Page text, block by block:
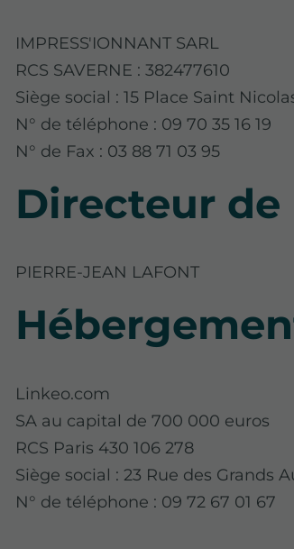
IMPRESS'IONNANT SARL
RCS SAVERNE : 382477610
Siège social : 15 Place Saint
N° de téléphone : 09 70 35 16 19
N° de Fax : 03 88 71 03 95
Directeur
PIERRE-JEAN LAFONT
Linkeo.com
SA au capital de 700 000 euros
RCS Paris 430 106 278
Siège social : 23 Rue des Grands
N° de téléphone : 09 72 67 01 67